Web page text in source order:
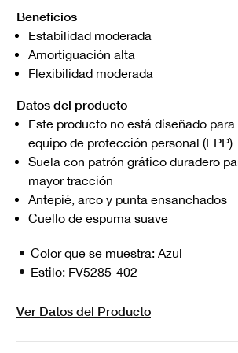
Beneficios
Estabilidad moderada
Amortiguación alta
Flexibilidad moderada
Datos del producto
Este producto no está diseñado
equipo de protección personal (EPP)
Suela con patrón gráfico duradero
mayor tracción
Antepié, arco y punta ensanchados
Cuello de espuma suave
Color que se muestra: Azul
Estilo: FV5285-402
Ver Datos del Producto